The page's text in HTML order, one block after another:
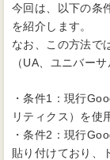
今回は、以下の条
を紹介します。
なお、この方法で
（UA、ユニバー
・条件1：現行
リティクス）を使
・条件2：現行
貼り付けており、